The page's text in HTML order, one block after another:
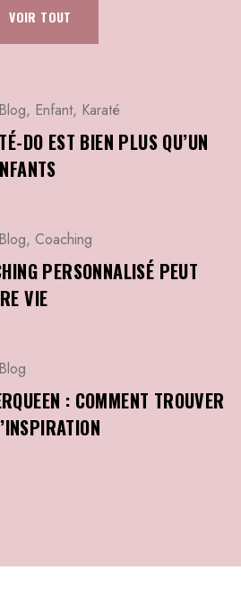
VOIR TOUT
Blog, Enfant, Karaté
DO EST BIEN PLUS QU’UN
Blog, Coaching
PERSONNALISÉ PEUT
VIE
Blog
: COMMENT TROUVER